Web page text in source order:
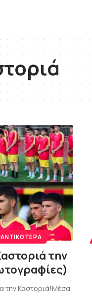
την
την Καστοριά!Μέσα